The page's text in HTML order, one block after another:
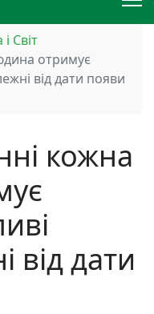
Світ
отримує
від дати появи
кожна
від дати